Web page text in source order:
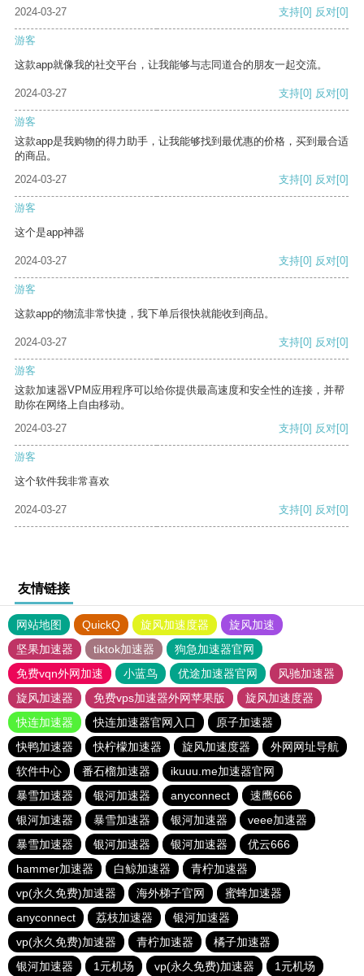
2024-03-27
支持[0] 反对[0]
游客
这款app就像我的社交平台，让我能够与志同道合的朋友一起交流。
2024-03-27 支持[0] 反对[0]
游客
这款app是我购物的得力助手，让我能够找到最优惠的价格，买到最合适
的商品。
2024-03-27
支持[0] 反对[0]
游客
这个是app神器
2024-03-27 支持[0] 反对[0]
游客
这款app的物流非常快捷，我下单后很快就能收到商品。
2024-03-27 支持[0] 反对[0]
游客
这款加速器VPM应用程序可以给你提供最高速度和安全性的连接，并帮
助你在网络上自由移动。
2024-03-27
支持[0] 反对[0]
游客
这个软件我非常喜欢
2024-03-27 支持[0] 反对[0]
友情链接
网站地图 QuickQ 旋风加速度器
旋风加速
坚果加速器
tiktok加速器
狗急加速器官网
免费vqn外网加速
小蓝鸟 优途加速器官网
风驰加速器
旋风加速器
免费vps加速器外网苹果版
旋风加速度器
快连加速器
快连加速器官网入口
原子加速器
快鸭加速器
快柠檬加速器 旋风加速度器
外网网址导航
软件中心
番石榴加速器
ikuuu.me加速器官网
暴雪加速器
银河加速器 anyconnect
速鹰666
银河加速器
暴雪加速器 银河加速器
veee加速器
暴雪加速器
银河加速器 银河加速器
优云666
hammer加速器
白鲸加速器
青柠加速器
vp(永久免费)加速器
海外梯子官网
蜜蜂加速器
anyconnect
荔枝加速器
银河加速器
vp(永久免费)加速器
青柠加速器
橘子加速器
银河加速器
1元机场 vp(永久免费)加速器 1元机场